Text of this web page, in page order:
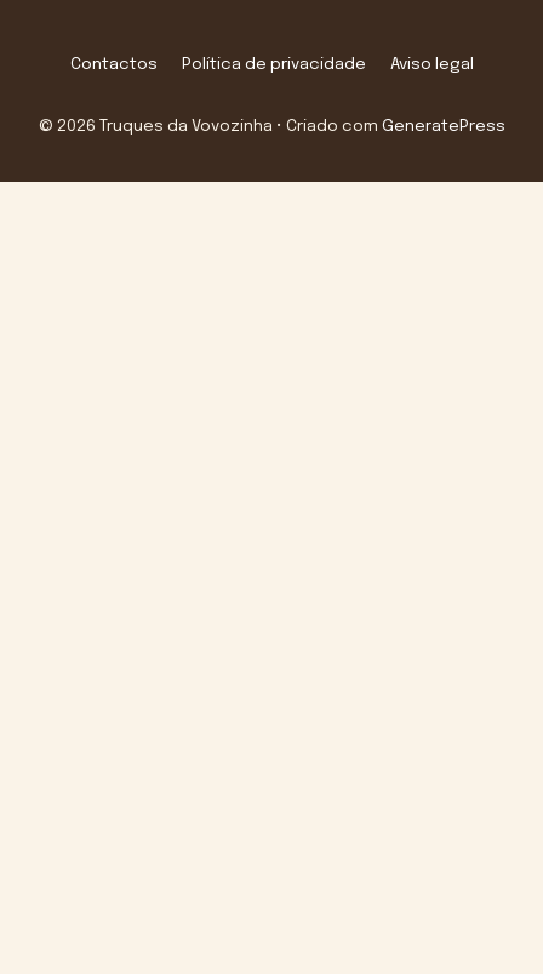
Contactos Política de privacidade Aviso legal
© 2026 Truques da Vovozinha • Criado com GeneratePress